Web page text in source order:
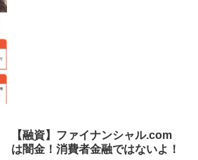
【融資】ファイナンシャル.com
は闇金！消費者金融ではないよ！